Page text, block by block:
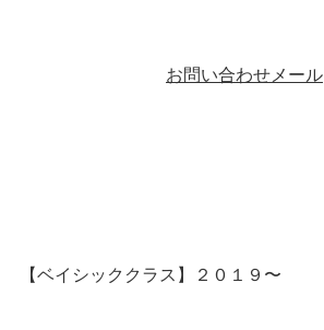
お問い合わせメール
【ベイシッククラス】２０１９〜